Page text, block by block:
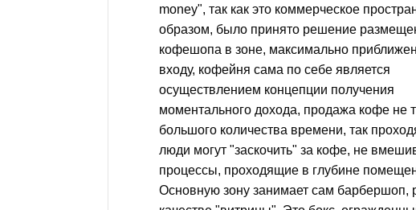
money", так как это коммерческое
образом, было принято решение
кофешопа в зоне, максимально
входу, кофейня сама по себе является
осуществлением концепции получения
моментального дохода, продажа кофе не
большого количества времени, так
люди могут "заскочить" за кофе, не
процессы, проходящие в глубине
Основную зону занимает сам барбершоп,